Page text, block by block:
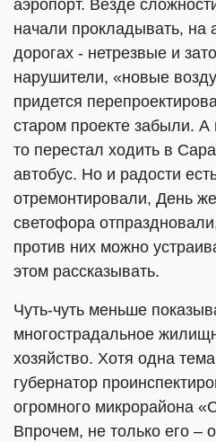
аэропорт. Везде
начали прокладывать, на
дорогах - нетрезвые и
нарушители, «новые
придется
старом проекте забыли.
то перестал ходить в
автобус. Но и радости
отремонтировали, День
светофора
против них можно
этом рассказывать.
Чуть-чуть меньше
многострадальное
хозяйство. Хотя одна
губернатор
огромного микрорайона
Впрочем, не только его –